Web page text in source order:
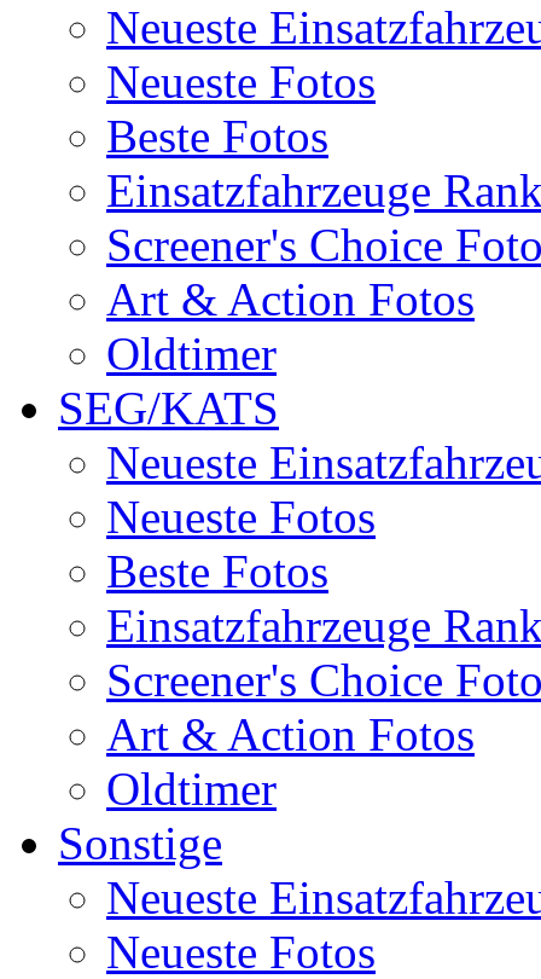
Neueste
Neueste Fotos
Beste Fotos
Einsatzfahrzeuge
Screener's Choice
Art & Action Fotos
Oldtimer
SEG/KATS
Neueste
Neueste Fotos
Beste Fotos
Einsatzfahrzeuge
Screener's Choice
Art & Action Fotos
Oldtimer
Sonstige
Neueste
Neueste Fotos